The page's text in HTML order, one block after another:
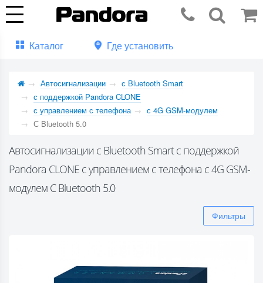
Каталог Где установить
Автосигнализации
с Bluetooth Smart
с поддержкой Pandora CLONE
с управлением с телефона
с 4G GSM-модулем
С Bluetooth 5.0
Автосигнализации с Bluetooth Smart с поддержкой
Pandora CLONE с управлением с телефона с 4G GSM-
модулем С Bluetooth 5.0
Фильтры